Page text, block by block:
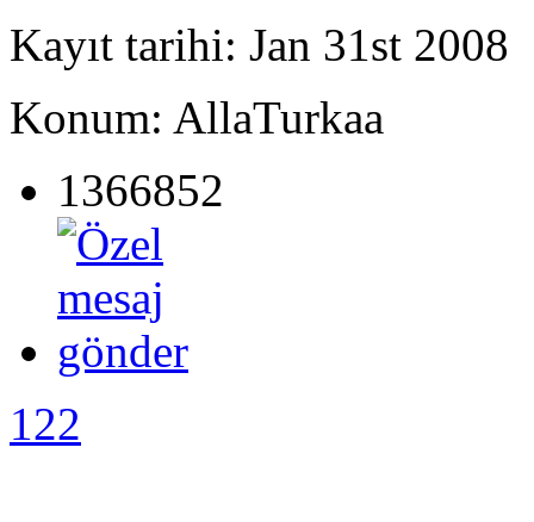
Kayıt tarihi: Jan 31st 2008
Konum: AllaTurkaa
1366852
122